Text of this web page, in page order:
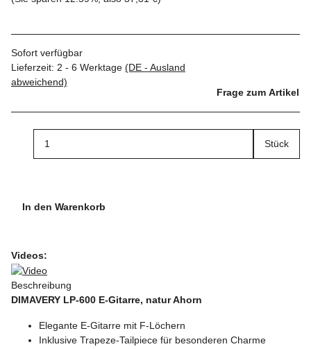
Sofort verfügbar
Lieferzeit: 2 - 6 Werktage (DE - Ausland
abweichend)
Frage zum Artikel
Stück
In den Warenkorb
Videos:
Beschreibung
DIMAVERY LP-600 E-Gitarre, natur Ahorn
Elegante E-Gitarre mit F-Löchern
Inklusive Trapeze-Tailpiece für besonderen Charme